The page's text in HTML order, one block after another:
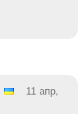
11 апр,